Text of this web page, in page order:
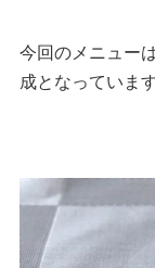
今回のメニュー
成となっています